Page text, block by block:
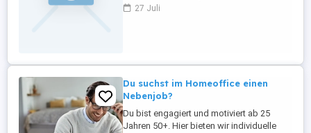
27 Juli
Du suchst im Homeoffice einen
Nebenjob?
Du bist engagiert und motiviert ab 25
Jahren 50+. Hier bieten wir individuelle